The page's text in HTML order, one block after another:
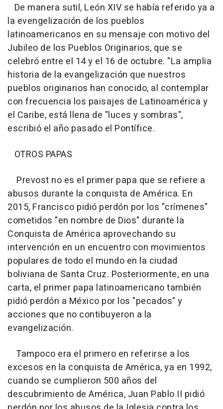
De manera sutil, León XIV se había referido ya a
la evengelización de los pueblos
latinoamericanos en su mensaje con motivo del
Jubileo de los Pueblos Originarios, que se
celebró entre el 14 y el 16 de octubre. "La amplia
historia de la evangelización que nuestros
pueblos originarios han conocido, al contemplar
con frecuencia los paisajes de Latinoamérica y
el Caribe, está llena de "luces y sombras",
escribió el año pasado el Pontífice.
OTROS PAPAS
Prevost no es el primer papa que se refiere a
abusos durante la conquista de América. En
2015, Francisco pidió perdón por los "crímenes"
cometidos "en nombre de Dios" durante la
Conquista de América aprovechando su
intervención en un encuentro con movimientos
populares de todo el mundo en la ciudad
boliviana de Santa Cruz. Posteriormente, en una
carta, el primer papa latinoamericano también
pidió perdón a México por los "pecados" y
acciones que no contibuyeron a la
evangelización.
Tampoco era el primero en referirse a los
excesos en la conquista de América, ya en 1992,
cuando se cumplieron 500 años del
descubrimiento de América, Juan Pablo II pidió